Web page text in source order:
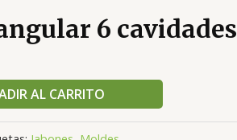
6 cavidades
AL CARRITO